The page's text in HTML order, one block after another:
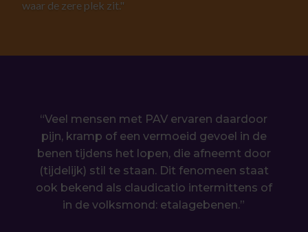
waar de zere plek zit."
“Veel mensen met PAV ervaren daardoor
pijn, kramp of een vermoeid gevoel in de
benen tijdens het lopen, die afneemt door
(tijdelijk) stil te staan. Dit fenomeen staat
ook bekend als claudicatio intermittens of
in de volksmond: etalagebenen.”